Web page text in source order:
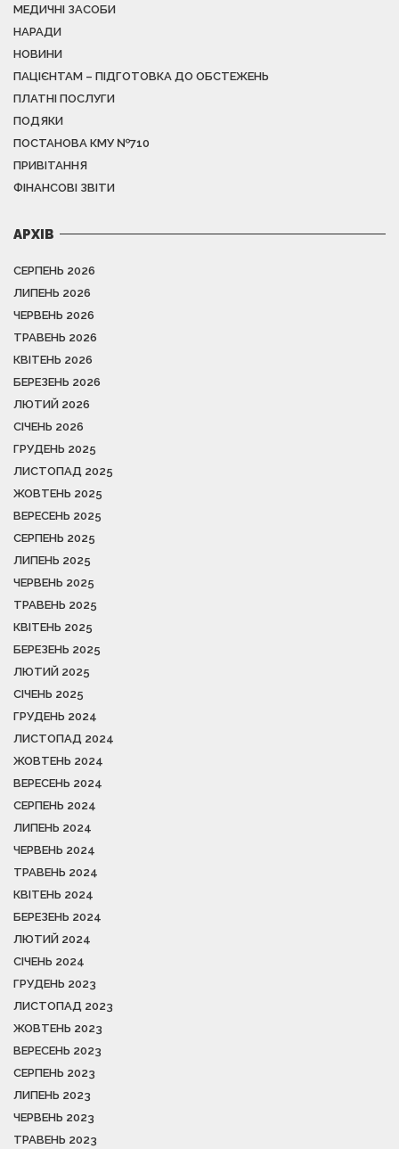
МЕДИЧНІ ЗАСОБИ
НАРАДИ
НОВИНИ
ПАЦІЄНТАМ – ПІДГОТОВКА ДО ОБСТЕЖЕНЬ
ПЛАТНІ ПОСЛУГИ
ПОДЯКИ
ПОСТАНОВА КМУ №710
ПРИВІТАННЯ
ФІНАНСОВІ ЗВІТИ
АРХІВ
СЕРПЕНЬ 2026
ЛИПЕНЬ 2026
ЧЕРВЕНЬ 2026
ТРАВЕНЬ 2026
КВІТЕНЬ 2026
БЕРЕЗЕНЬ 2026
ЛЮТИЙ 2026
СІЧЕНЬ 2026
ГРУДЕНЬ 2025
ЛИСТОПАД 2025
ЖОВТЕНЬ 2025
ВЕРЕСЕНЬ 2025
СЕРПЕНЬ 2025
ЛИПЕНЬ 2025
ЧЕРВЕНЬ 2025
ТРАВЕНЬ 2025
КВІТЕНЬ 2025
БЕРЕЗЕНЬ 2025
ЛЮТИЙ 2025
СІЧЕНЬ 2025
ГРУДЕНЬ 2024
ЛИСТОПАД 2024
ЖОВТЕНЬ 2024
ВЕРЕСЕНЬ 2024
СЕРПЕНЬ 2024
ЛИПЕНЬ 2024
ЧЕРВЕНЬ 2024
ТРАВЕНЬ 2024
КВІТЕНЬ 2024
БЕРЕЗЕНЬ 2024
ЛЮТИЙ 2024
СІЧЕНЬ 2024
ГРУДЕНЬ 2023
ЛИСТОПАД 2023
ЖОВТЕНЬ 2023
ВЕРЕСЕНЬ 2023
СЕРПЕНЬ 2023
ЛИПЕНЬ 2023
ЧЕРВЕНЬ 2023
ТРАВЕНЬ 2023